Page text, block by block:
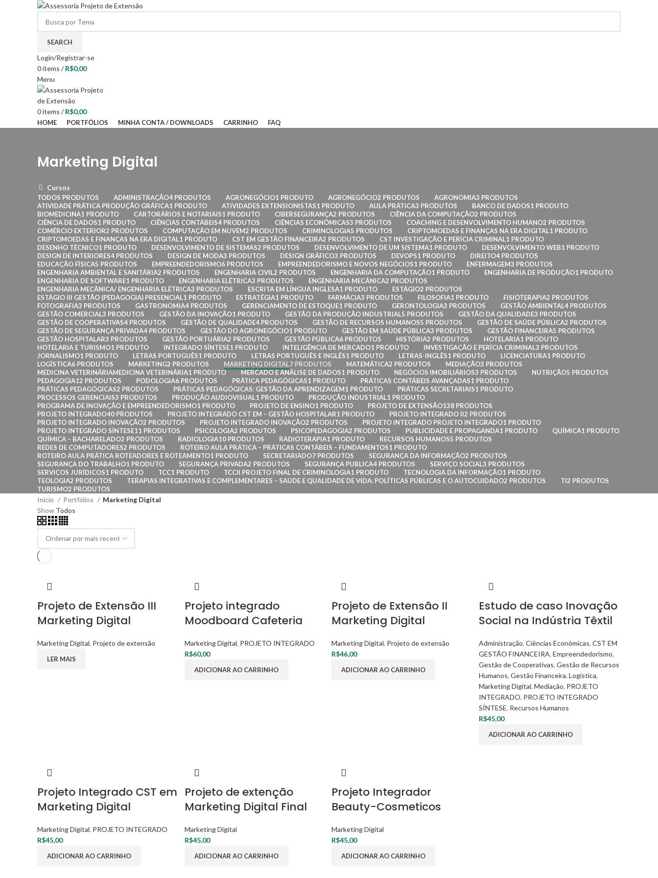
SEARCH
Login/Registrar-se
0items / R$0,00
Menu
0items / R$0,00
HOME PORTFÓLIOS MINHA CONTA / DOWNLOADS CARRINHO FAQ
Marketing Digital
Cursos
TODOS PRODUTOS ADMINISTRAÇÃO4 PRODUTOS AGRONEGÓCIO1 PRODUTO AGRONEGÓCIO2 PRODUTOS AGRONOMIA3 PRODUTOS
ATIVIDADE PRÁTICA PRODUÇÃO GRÁFICA1 PRODUTO ATIVIDADES EXTENSIONISTAS1 PRODUTO AULA PRÁTICA3 PRODUTOS BANCO DE DADOS1 PRODUTO
BIOMEDICINA1 PRODUTO CARTORÁRIOS E NOTARIAIS1 PRODUTO CIBERSEGURANÇA2 PRODUTOS CIÊNCIA DA COMPUTAÇÃO2 PRODUTOS
CIÊNCIA DE DADOS1 PRODUTO CIÊNCIAS CONTÁBEIS4 PRODUTOS CIÊNCIAS ECONÔMICAS3 PRODUTOS COACHING E DESENVOLVIMENTO HUMANO2 PRODUTOS
COMÉRCIO EXTERIOR2 PRODUTOS COMPUTAÇÃO EM NUVEM2 PRODUTOS CRIMINOLOGIA5 PRODUTOS CRIPTOMOEDAS E FINANÇAS NA ERA DIGITAL1 PRODUTO
CRIPTOMOEDAS E FINANÇAS NA ERA DIGITAL1 PRODUTO CST EM GESTÃO FINANCEIRA2 PRODUTOS CST INVESTIGAÇÃO E PERÍCIA CRIMINAL1 PRODUTO
DESENHO TÉCNICO1 PRODUTO DESENVOLVIMENTO DE SISTEMAS2 PRODUTOS DESENVOLVIMENTO DE UM SISTEMA1 PRODUTO DESENVOLVIMENTO WEB1 PRODUTO
DESIGN DE INTERIORES4 PRODUTOS DESIGN DE MODA3 PRODUTOS DESIGN GRÁFICO3 PRODUTOS DEVOPS1 PRODUTO DIREITO4 PRODUTOS
EDUCAÇÃO FÍSICA5 PRODUTOS EMPREENDEDORISMO6 PRODUTOS EMPREENDEDORISMO E NOVOS NEGÓCIOS1 PRODUTO ENFERMAGEM3 PRODUTOS
ENGENHARIA AMBIENTAL E SANITÁRIA2 PRODUTOS ENGENHARIA CIVIL2 PRODUTOS ENGENHARIA DA COMPUTAÇÃO1 PRODUTO ENGENHARIA DE PRODUÇÃO1 PRODUTO
ENGENHARIA DE SOFTWARE1 PRODUTO ENGENHARIA ELÉTRICA3 PRODUTOS ENGENHARIA MECÂNICA2 PRODUTOS
ENGENHARIA MECÂNICA/ ENGENHARIA ELÉTRICA3 PRODUTOS ESCRITA EM LÍNGUA INGLESA1 PRODUTO ESTÁGIO2 PRODUTOS
ESTÁGIO III GESTÃO (PEDAGOGIA) PRESENCIAL1 PRODUTO ESTRATÉGIA1 PRODUTO FARMÁCIA3 PRODUTOS FILOSOFIA1 PRODUTO FISIOTERAPIA2 PRODUTOS
FOTOGRAFIA3 PRODUTOS GASTRONOMIA4 PRODUTOS GERENCIAMENTO DE ESTOQUE1 PRODUTO GERONTOLOGIA3 PRODUTOS GESTÃO AMBIENTAL4 PRODUTOS
GESTÃO COMERCIAL3 PRODUTOS GESTÃO DA INOVAÇÃO1 PRODUTO GESTÃO DA PRODUÇÃO INDUSTRIAL5 PRODUTOS GESTÃO DA QUALIDADE3 PRODUTOS
GESTÃO DE COOPERATIVAS4 PRODUTOS GESTÃO DE QUALIDADE4 PRODUTOS GESTÃO DE RECURSOS HUMANOS5 PRODUTOS GESTÃO DE SAÚDE PÚBLICA2 PRODUTOS
GESTÃO DE SEGURANÇA PRIVADA4 PRODUTOS GESTÃO DO AGRONEGÓCIO1 PRODUTO GESTÃO EM SAÚDE PÚBLICA3 PRODUTOS GESTÃO FINANCEIRA5 PRODUTOS
GESTÃO HOSPITALAR3 PRODUTOS GESTÃO PORTUÁRIA2 PRODUTOS GESTÃO PÚBLICA6 PRODUTOS HISTÓRIA2 PRODUTOS HOTELARIA1 PRODUTO
HOTELARIA E TURISMO1 PRODUTO INTEGRADO SÍNTESE1 PRODUTO INTELIGÊNCIA DE MERCADO1 PRODUTO INVESTIGAÇÃO E PERÍCIA CRIMINAL3 PRODUTOS
JORNALISMO1 PRODUTO LETRAS PORTUGUÊS1 PRODUTO LETRAS PORTUGUÊS E INGLÊS1 PRODUTO LETRAS-INGLÊS1 PRODUTO LICENCIATURA1 PRODUTO
LOGÍSTICA6 PRODUTOS MARKETING2 PRODUTOS MARKETING DIGITAL7 PRODUTOS MATEMÁTICA2 PRODUTOS MEDIAÇÃO3 PRODUTOS
MEDICINA VETERINÁRIAMEDICINA VETERINÁRIA1 PRODUTO MERCADO E ANÁLISE DE DADOS1 PRODUTO NEGÓCIOS IMOBILIÁRIOS3 PRODUTOS NUTRIÇÃO5 PRODUTOS
PEDAGOGIA12 PRODUTOS PODOLOGIA6 PRODUTOS PRÁTICA PEDAGÓGICAS1 PRODUTO PRÁTICAS CONTÁBEIS AVANÇADAS1 PRODUTO
PRÁTICAS PEDAGÓGICAS2 PRODUTOS PRÁTICAS PEDAGÓGICAS: GESTÃO DA APRENDIZAGEM1 PRODUTO PRÁTICAS SECRETARIAIS1 PRODUTO
PROCESSOS GERENCIAIS3 PRODUTOS PRODUÇÃO AUDIOVISUAL1 PRODUTO PRODUÇÃO INDUSTRIAL1 PRODUTO
PROGRAMA DE INOVAÇÃO E EMPREENDEDORISMO1 PRODUTO PROJETO DE ENSINO1 PRODUTO PROJETO DE EXTENSÃO138 PRODUTOS
PROJETO INTEGRADO40 PRODUTOS PROJETO INTEGRADO CST EM – GESTÃO HOSPITALAR1 PRODUTO PROJETO INTEGRADO II2 PRODUTOS
PROJETO INTEGRADO INOVAÇÃO2 PRODUTOS PROJETO INTEGRADO INOVAÇÃO2 PRODUTOS PROJETO INTEGRADO PROJETO INTEGRADO1 PRODUTO
PROJETO INTEGRADO SÍNTESE11 PRODUTOS PSICOLOGIA2 PRODUTOS PSICOPEDAGOGIA2 PRODUTOS PUBLICIDADE E PROPAGANDA1 PRODUTO QUÍMICA1 PRODUTO
QUÍMICA – BACHARELADO2 PRODUTOS RADIOLOGIA10 PRODUTOS RADIOTERAPIA1 PRODUTO RECURSOS HUMANOS5 PRODUTOS
REDES DE COMPUTADORES2 PRODUTOS ROTEIRO AULA PRÁTICA – PRÁTICAS CONTÁBEIS – FUNDAMENTOS1 PRODUTO
ROTEIRO AULA PRÁTICA ROTEADORES E ROTEAMENTO1 PRODUTO SECRETARIADO7 PRODUTOS SEGURANÇA DA INFORMAÇÃO2 PRODUTOS
SEGURANÇA DO TRABALHO1 PRODUTO SEGURANÇA PRIVADA2 PRODUTOS SEGURANÇA PUBLICA4 PRODUTOS SERVIÇO SOCIAL3 PRODUTOS
SERVIÇOS JURÍDICOS1 PRODUTO TCC1 PRODUTO TCCII PROJETO FINAL DE CRIMINOLOGIA1 PRODUTO TECNOLOGIA DA INFORMAÇÃO1 PRODUTO
TEOLOGIA2 PRODUTOS TERAPIAS INTEGRATIVAS E COMPLEMENTARES – SAÚDE E QUALIDADE DE VIDA: POLÍTICAS PÚBLICAS E O AUTOCUIDADO2 PRODUTOS TI2 PRODUTOS
TURISMO2 PRODUTOS
Início Portfólios
Marketing Digital
Show Todos
Projeto de Extensão III
Marketing Digital
Marketing Digital, Projeto de extensão
LER MAIS
Projeto integrado
Moodboard Cafeteria
Marketing Digital, PROJETO INTEGRADO
R$60,00
ADICIONAR AO CARRINHO
Projeto de Extensão II
Marketing Digital
Marketing Digital, Projeto de extensão
R$46,00
ADICIONAR AO CARRINHO
Estudo de caso Inovação
Social na Indústria Têxtil
Administração, Ciências Econômicas, CST EM
GESTÃO FINANCEIRA, Empreendedorismo,
Gestão de Cooperativas, Gestão de Recursos
Humanos, Gestão Financeira, Logística,
Marketing Digital, Mediação, PROJETO
INTEGRADO, PROJETO INTEGRADO
SÍNTESE, Recursos Humanos
R$45,00
ADICIONAR AO CARRINHO
Projeto Integrado CST em
Marketing Digital
Marketing Digital, PROJETO INTEGRADO
R$45,00
ADICIONAR AO CARRINHO
Projeto de extenção
Marketing Digital Final
Marketing Digital
R$45,00
ADICIONAR AO CARRINHO
Projeto Integrador
Beauty-Cosmeticos
Marketing Digital
R$45,00
ADICIONAR AO CARRINHO